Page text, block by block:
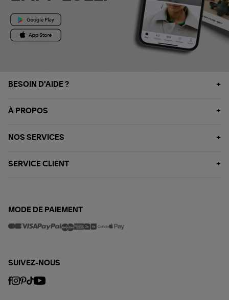
BESOIN D'AIDE ?
À PROPOS
NOS SERVICES
SERVICE CLIENT
MODE DE PAIEMENT
SUIVEZ-NOUS